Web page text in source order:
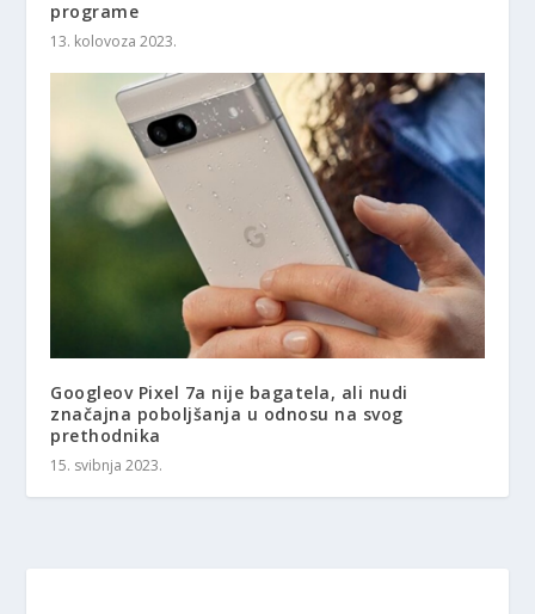
programe
13. kolovoza 2023.
Googleov Pixel 7a nije bagatela, ali nudi
značajna poboljšanja u odnosu na svog
prethodnika
15. svibnja 2023.